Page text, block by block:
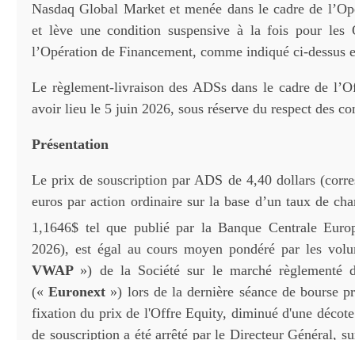
Nasdaq Global Market et menée dans le cadre de
et lève une condition suspensive à la fois pour les
l’Opération de Financement, comme indiqué ci-dessus
Le règlement-livraison des ADSs dans le cadre de
avoir lieu le 5 juin 2026, sous réserve du respect des
Présentation
Le prix de souscription par ADS de 4,40 dollars
euros par action ordinaire sur la base d’un taux de
1,1646$ tel que publié par la Banque Centrale
2026), est égal au cours moyen pondéré par les
VWAP ») de la Société sur le marché règlementé
(«Euronext ») lors de la dernière séance de bourse
fixation du prix de l'Offre Equity, diminué d'une
de souscription a été arrêté par le Directeur Général,